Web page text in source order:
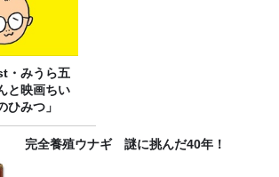
・みうら五
と映画ちい
みつ」
完全養殖ウナギ 謎に挑んだ40年！